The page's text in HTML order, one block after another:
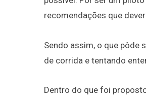
recomendações que
Sendo assim, o que pôde
de corrida e tentando
Dentro do que foi